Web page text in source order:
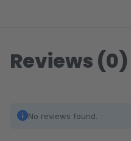
Reviews (0)
No reviews found.